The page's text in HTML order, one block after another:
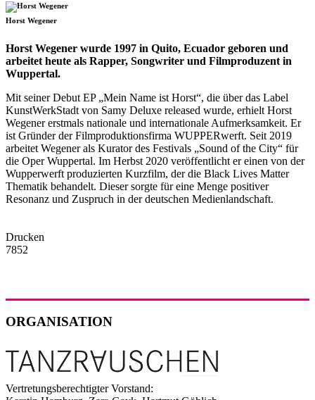
Horst Wegener
Horst Wegener wurde 1997 in Quito, Ecuador geboren und
arbeitet heute als Rapper, Songwriter und Filmproduzent in
Wuppertal.
Mit seiner Debut EP „Mein Name ist Horst“, die über das Label
KunstWerkStadt von Samy Deluxe released wurde, erhielt Horst
Wegener erstmals nationale und internationale Aufmerksamkeit. Er
ist Gründer der Filmproduktionsfirma WUPPERwerft. Seit 2019
arbeitet Wegener als Kurator des Festivals „Sound of the City“ für
die Oper Wuppertal. Im Herbst 2020 veröffentlicht er einen von der
Wupperwerft produzierten Kurzfilm, der die Black Lives Matter
Thematik behandelt. Dieser sorgte für eine Menge positiver
Resonanz und Zuspruch in der deutschen Medienlandschaft.
Drucken
7852
ORGANISATION
Vertretungsberechtigter Vorstand: